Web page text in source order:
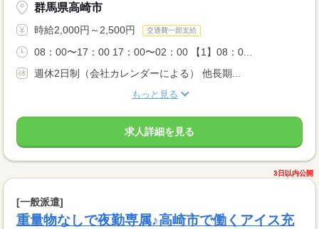
群馬県高崎市
時給2,000円～2,500円 交通費一部支給
08：00〜17：00 17：00〜02：00 【1】08：0...
週休2日制（会社カレンダーによる） 他長期...
もっと見る
求人詳細を見る
3日以内公開
[一般派遣]
重量物なしで夜勤専属♪高崎市で働くアイス充